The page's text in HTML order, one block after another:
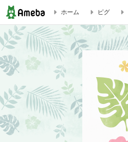
kosyareのブログ
ホーム ピグ